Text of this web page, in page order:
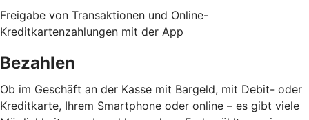
Freigabe von Transaktionen und Online-
Kreditkartenzahlungen mit der App
Bezahlen
Ob im Geschäft an der Kasse mit Bargeld, mit Debit- oder
Kreditkarte, Ihrem Smartphone oder online – es gibt viele